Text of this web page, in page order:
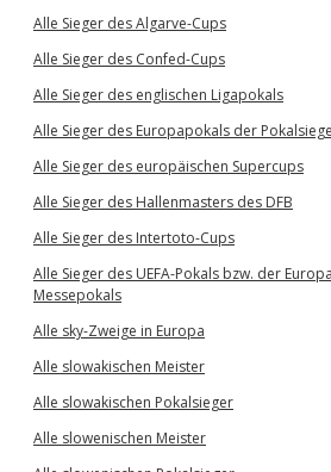
Alle Sieger des Algarve-Cups
Alle Sieger des Confed-Cups
Alle Sieger des englischen Ligapokals
Alle Sieger des Europapokals der
Alle Sieger des europäischen Supercups
Alle Sieger des Hallenmasters des DFB
Alle Sieger des Intertoto-Cups
Alle Sieger des UEFA-Pokals bzw. der
Messepokals
Alle sky-Zweige in Europa
Alle slowakischen Meister
Alle slowakischen Pokalsieger
Alle slowenischen Meister